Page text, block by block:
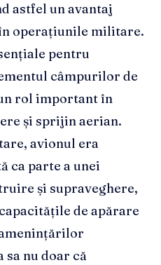
astfel un avantaj
operațiunile militare.
pentru
câmpurilor de
rol important în
și sprijin aerian.
avionul era
ca parte a unei
și supraveghere,
de apărare
nu doar că